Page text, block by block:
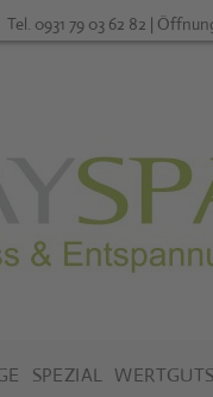
Tel. 0931 79 03 62 82 |
SPEZIAL